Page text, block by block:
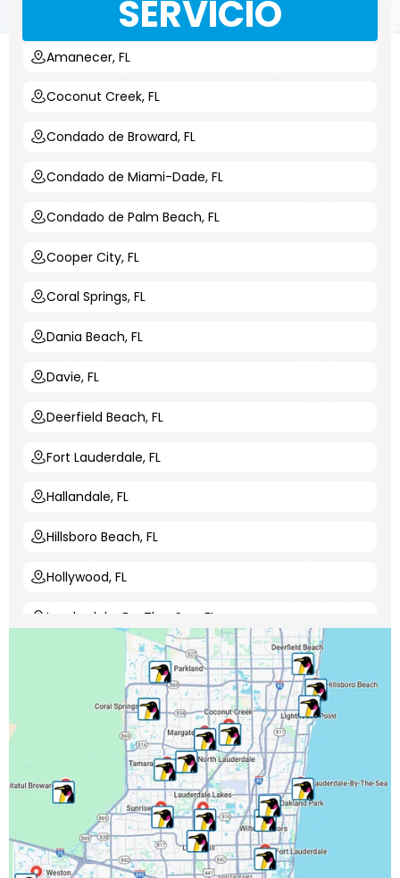
SERVICIO
Amanecer, FL
Coconut Creek, FL
Condado de Broward, FL
Condado de Miami-Dade, FL
Condado de Palm Beach, FL
Cooper City, FL
Coral Springs, FL
Dania Beach, FL
Davie, FL
Deerfield Beach, FL
Fort Lauderdale, FL
Hallandale, FL
Hillsboro Beach, FL
Hollywood, FL
Lauderdale-By-The-Sea, FL
Lauderdale Lakes, FL
Lauderhill, FL
Lighthouse Point, FL
Margate, FL
Miramar, FL
North Lauderdale, FL